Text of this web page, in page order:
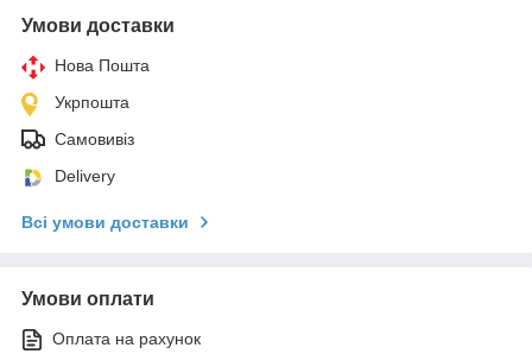
Умови доставки
Нова Пошта
Укрпошта
Самовивіз
Delivery
Всі умови доставки
Умови оплати
Оплата на рахунок